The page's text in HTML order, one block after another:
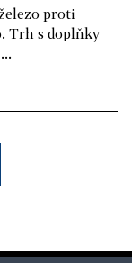
proti
Trh s doplňky